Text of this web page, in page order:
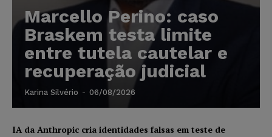
Marcello Perino: caso
Braskem testa limite
entre tutela cautelar e
recuperação judicial
Karina Silvério - 06/08/2026
IA da Anthropic cria identidades falsas em teste de